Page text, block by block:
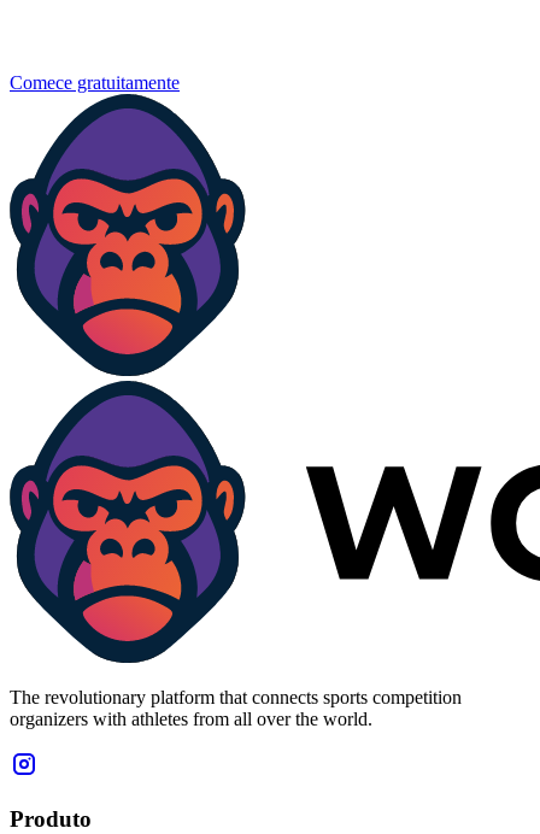
Comece gratuitamente
The revolutionary platform that connects sports competition
organizers with athletes from all over the world.
Produto